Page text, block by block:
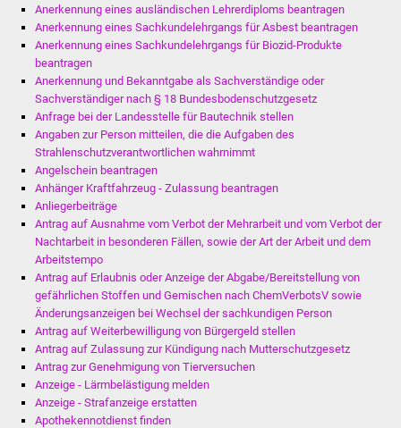
Stadtwerke
Suenergie
NETZMonitor
Gesundheit und Notfall
Pflege von Angehörigen
Index
ÖPNV
Bürgerbus (MOBS)
Anerkennung eines ausländischen Lehrerdiploms beantragen
Anerkennung eines Sachkundelehrgangs für Asbest beantragen
Anerkennung eines Sachkundelehrgangs für Biozid-Produkte
beantragen
Anerkennung und Bekanntgabe als Sachverständige oder
Sachverständiger nach § 18 Bundesbodenschutzgesetz
Anfrage bei der Landesstelle für Bautechnik stellen
Angaben zur Person mitteilen, die die Aufgaben des
Strahlenschutzverantwortlichen wahrnimmt
Angelschein beantragen
Anhänger Kraftfahrzeug - Zulassung beantragen
Anliegerbeiträge
Antrag auf Ausnahme vom Verbot der Mehrarbeit und vom Verbot der
Nachtarbeit in besonderen Fällen, sowie der Art der Arbeit und dem
Arbeitstempo
Antrag auf Erlaubnis oder Anzeige der Abgabe/Bereitstellung von
gefährlichen Stoffen und Gemischen nach ChemVerbotsV sowie
Änderungsanzeigen bei Wechsel der sachkundigen Person
Antrag auf Weiterbewilligung von Bürgergeld stellen
Antrag auf Zulassung zur Kündigung nach Mutterschutzgesetz
Antrag zur Genehmigung von Tierversuchen
Anzeige - Lärmbelästigung melden
Anzeige - Strafanzeige erstatten
Apothekennotdienst finden